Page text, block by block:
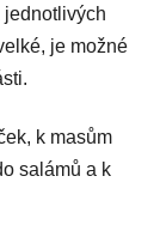
jednotlivých
je možné
k masům
salámů a k